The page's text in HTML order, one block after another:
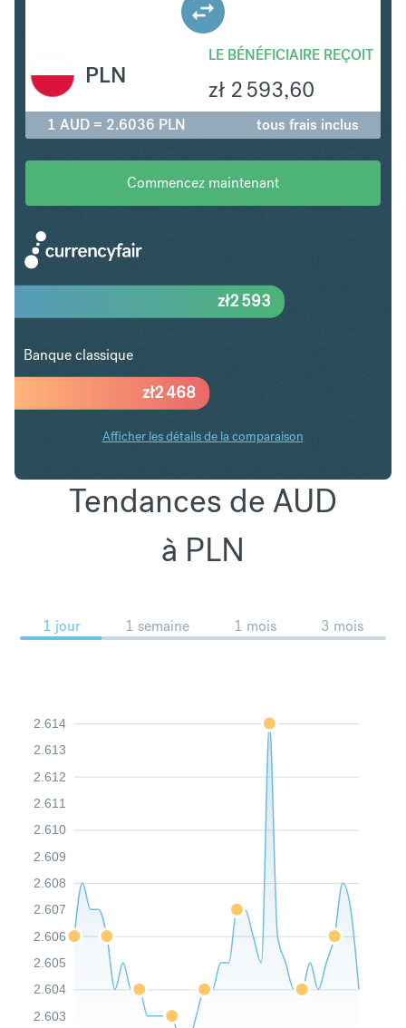
LE BÉNÉFICIAIRE REÇOIT
zł 2 593,60
PLN
1 AUD = 2.6036 PLN tous frais inclus
Commencez maintenant
zł2 468
zł2 593
Banque classique
Afficher les détails de la comparaison
Tendances de AUD
à PLN
1 jour 1 semaine 1 mois 3 mois
2.603
2.604
2.605
2.606
2.607
2.608
2.609
2.610
2.611
2.612
2.613
2.614